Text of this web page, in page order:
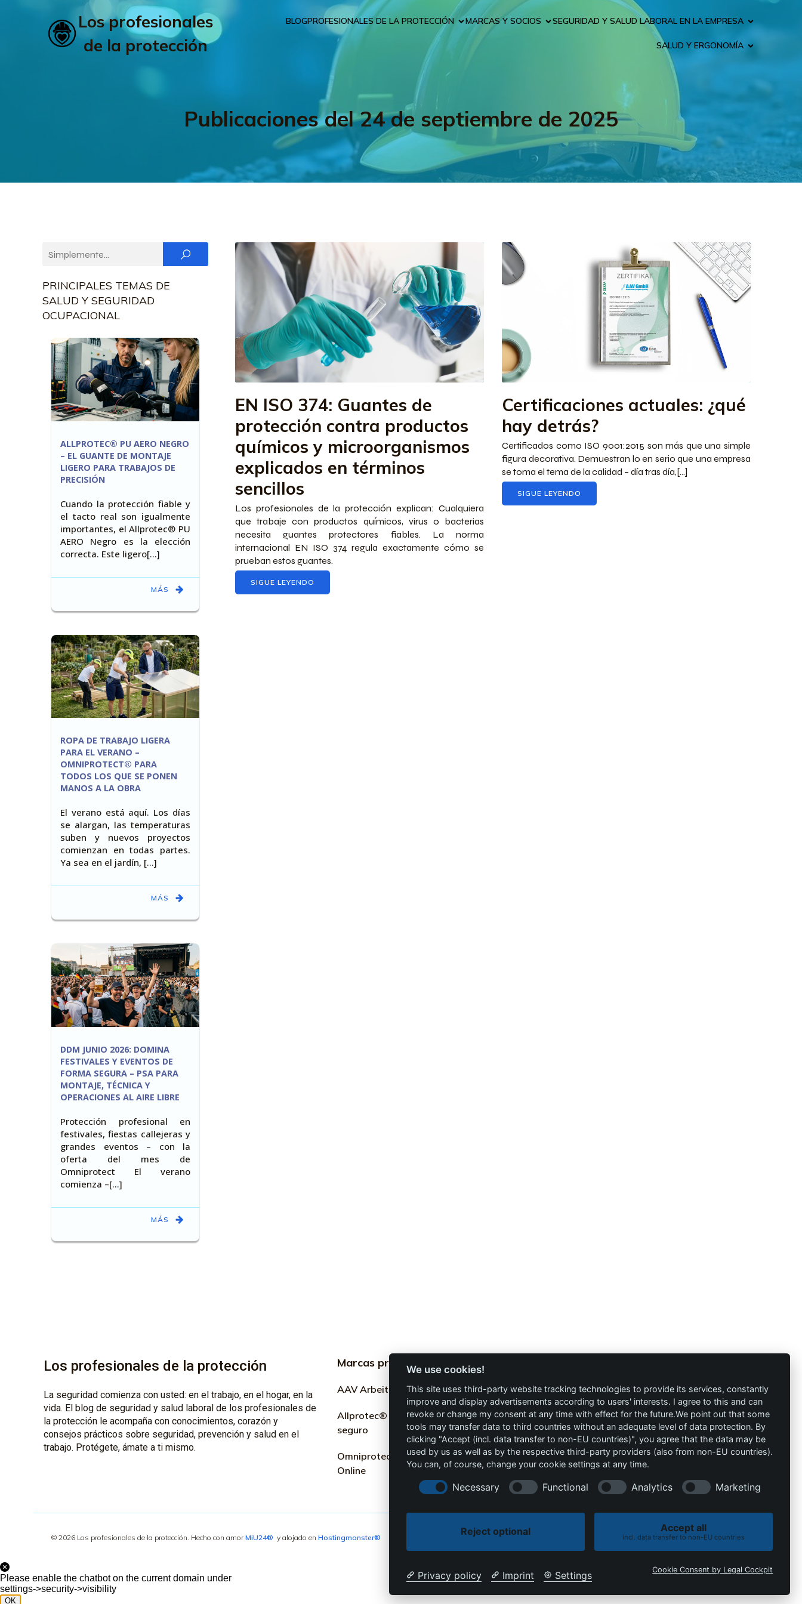
Los profesionales
de la protección
BLOGPROFESIONALES DE LA PROTECCIÓN MARCAS Y SOCIOS SEGURIDAD Y SALUD LABORAL EN LA EMPRESA
SALUD Y ERGONOMÍA
Publicaciones del 24 de septiembre de 2025
PRINCIPALES TEMAS DE
SALUD Y SEGURIDAD
OCUPACIONAL
ALLPROTEC® PU AERO NEGRO
– EL GUANTE DE MONTAJE
LIGERO PARA TRABAJOS DE
PRECISIÓN
Cuando la protección fiable y
el tacto real son igualmente
importantes, el Allprotec® PU
AERO Negro es la elección
correcta. Este ligero[…]
MÁS
ROPA DE TRABAJO LIGERA
PARA EL VERANO –
OMNIPROTECT® PARA
TODOS LOS QUE SE PONEN
MANOS A LA OBRA
El verano está aquí. Los días
se alargan, las temperaturas
suben y nuevos proyectos
comienzan en todas partes.
Ya sea en el jardín, [...]
MÁS
DDM JUNIO 2026: DOMINA
FESTIVALES Y EVENTOS DE
FORMA SEGURA – PSA PARA
MONTAJE, TÉCNICA Y
OPERACIONES AL AIRE LIBRE
Protección profesional en
festivales, fiestas callejeras y
grandes eventos – con la
oferta del mes de
Omniprotect El verano
comienza –[…]
MÁS
EN ISO 374: Guantes de
protección contra productos
químicos y microorganismos
explicados en términos
sencillos
Los profesionales de la protección explican: Cualquiera
que trabaje con productos químicos, virus o bacterias
necesita guantes protectores fiables. La norma
internacional EN ISO 374 regula exactamente cómo se
prueban estos guantes.
SIGUE LEYENDO
Certificaciones actuales: ¿qué
hay detrás?
Certificados como ISO 9001:2015 son más que una simple
figura decorativa. Demuestran lo en serio que una empresa
se toma el tema de la calidad – día tras día,[...]
SIGUE LEYENDO
Los profesionales de la protección
La seguridad comienza con usted: en el trabajo, en el hogar, en la
vida. El blog de seguridad y salud laboral de los profesionales de
la protección le acompaña con conocimientos, corazón y
consejos prácticos sobre seguridad, prevención y salud en el
trabajo. Protégete, ámate a ti mismo.
Marcas profesionales
AAV Arbeitsschutz GmbH
Allprotec® Solo trabaja
seguro
Omniprotect – Tienda
Online
Marketing
Términos y condiciones
Privacidad
Impresión
info@die-
schutzprofis.de
+49 (511) 679997-97
Wohlenbergstraße 6
30179 Hannover
Alemania
© 2026 Los profesionales de la protección. Hecho con amorMiU24® y alojado en Hostingmonster® Política de cookies Política de privacidad
We use cookies!
This site uses third-party website tracking technologies to provide its services, constantly
improve and display advertisements according to users' interests. I agree to this and can
revoke or change my consent at any time with effect for the future.We point out that some
tools may transfer data to third countries without an adequate level of data protection. By
clicking "Accept (incl. data transfer to non-EU countries)", you agree that the data may be
used by us as well as by the respective third-party providers (also from non-EU countries).
You can, of course, change your cookie settings at any time.
Necessary Functional Analytics Marketing
Reject optional Accept all
incl. data transfer to non-EU countries
Privacy policy Imprint Settings Cookie Consent by Legal Cockpit
Please enable the chatbot on the current domain under
settings->security->visibility
OK